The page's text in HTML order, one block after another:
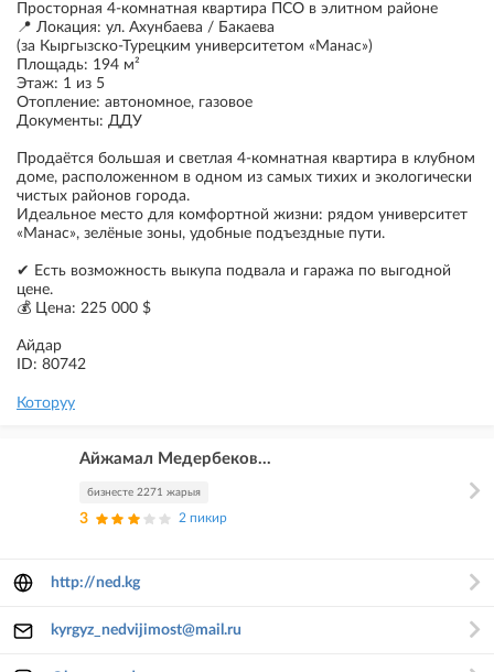
Просторная 4-комнатная квартира ПСО в элитном районе
📍 Локация: ул. Ахунбаева / Бакаева
(за Кыргызско-Турецким университетом «Манас»)
Площадь: 194 м²
Этаж: 1 из 5
Отопление: автономное, газовое
Документы: ДДУ
Продаётся большая и светлая 4-комнатная квартира в клубном
доме, расположенном в одном из самых тихих и экологически
чистых районов города.
Идеальное место для комфортной жизни: рядом университет
«Манас», зелёные зоны, удобные подъездные пути.
✔ Есть возможность выкупа подвала и гаража по выгодной
цене.
💰 Цена: 225 000 $
Айдар
ID: 80742
Которуу
Айжамал Медербеков...
бизнесте 2271 жарыя
3 2 пикир
http://ned.kg
kyrgyz_nedvijimost@mail.ru